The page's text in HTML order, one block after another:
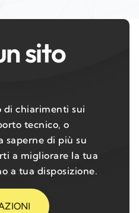
sito
di chiarimenti sui
tecnico, o
saperne di più su
a migliorare la tua
a tua disposizione.